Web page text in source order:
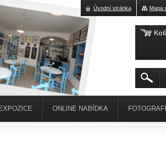
ONLINE NABÍDKA
Mapa
Úvodní stránka